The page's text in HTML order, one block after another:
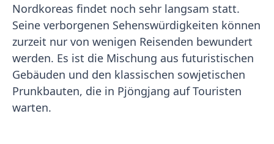
Nordkoreas findet noch sehr langsam statt.
Seine verborgenen Sehenswürdigkeiten können
zurzeit nur von wenigen Reisenden bewundert
werden. Es ist die Mischung aus futuristischen
Gebäuden und den klassischen sowjetischen
Prunkbauten, die in Pjöngjang auf Touristen
warten.